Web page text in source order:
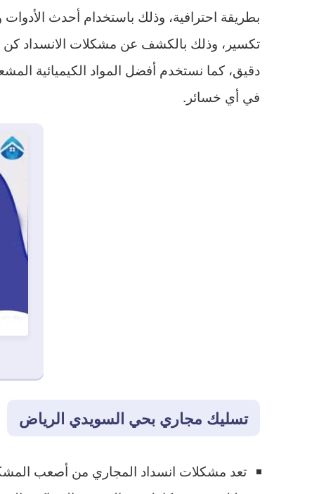
بطريقة احترافية، وذلك باستخدام أحدث
تكسير، وذلك بالكشف عن مشكلات الانسداد
دقيق، كما نستخدم أفضل المواد الكيميائية
في أي خسائر.
تسليك مجاري بحي السويدي الرياض
تعد مشكلات انسداد المجاري من أصعب